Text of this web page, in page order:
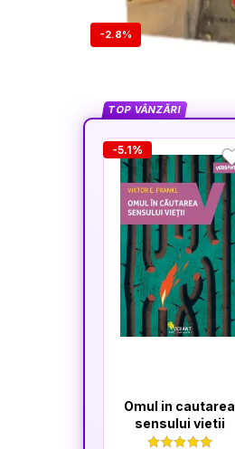
-2.8%
TOP VÂNZĂRI
-5.1%
Omul in cautarea
sensului vietii